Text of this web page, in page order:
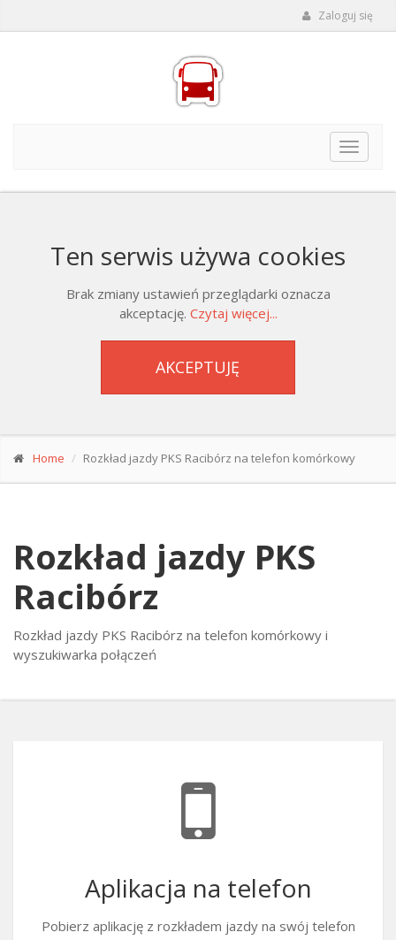
Zaloguj się
Toggle
Ten serwis używa cookies
Brak zmiany ustawień przeglądarki oznacza
akceptację. Czytaj więcej...
AKCEPTUJĘ
Home Rozkład jazdy PKS Racibórz na telefon komórkowy
Rozkład jazdy PKS
Racibórz
Rozkład jazdy PKS Racibórz na telefon komórkowy i
wyszukiwarka połączeń
Aplikacja na telefon
Pobierz aplikację z rozkładem jazdy na swój telefon